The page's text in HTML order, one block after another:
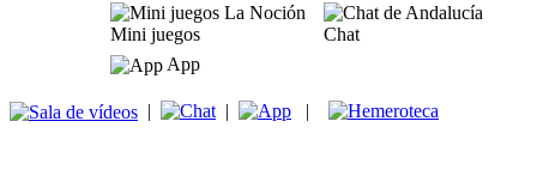
Mini juegos
Chat
App
| | |